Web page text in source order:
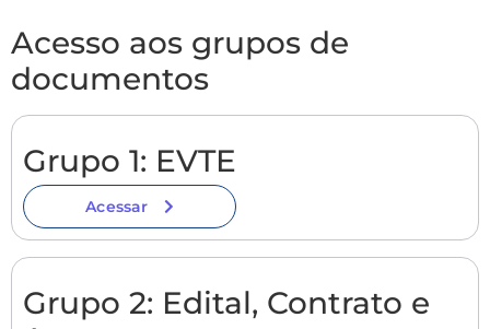
Acesso aos grupos de
documentos
Grupo 1: EVTE
Acessar
Grupo 2: Edital, Contrato e